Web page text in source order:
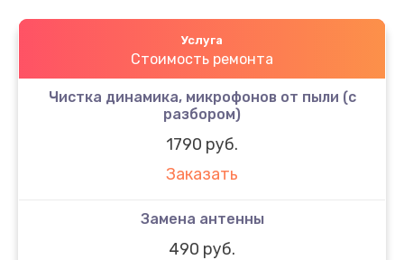
Услуга
Стоимость ремонта
Чистка динамика, микрофонов от пыли (с
разбором)
1790 руб.
Заказать
Замена антенны
490 руб.